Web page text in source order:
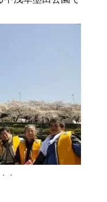
・